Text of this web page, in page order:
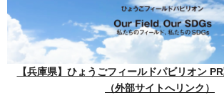
【兵庫県】ひょうごフィールドパビリオン
（外部サイトへリンク）